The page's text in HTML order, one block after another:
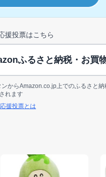
援投票はこちら
ふるさと納税・お買
からAmazon.co.jp上でのふるさと
れます
援投票とは